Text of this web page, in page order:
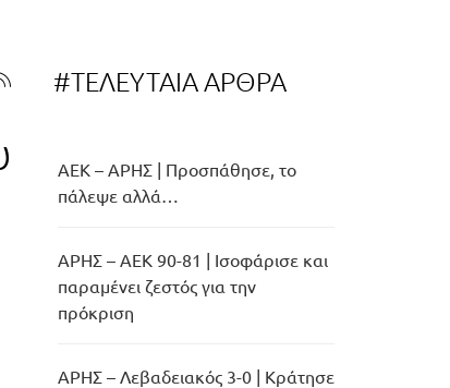
#ΤΕΛΕΥΤΑΙΑ ΑΡΘΡΑ
ΑΕΚ – ΑΡΗΣ | Προσπάθησε, το
πάλεψε αλλά…
ΑΡΗΣ – ΑΕΚ 90-81 | Ισοφάρισε και
παραμένει ζεστός για την
πρόκριση
ΑΡΗΣ – Λεβαδειακός 3-0 | Κράτησε